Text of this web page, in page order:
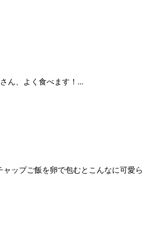
ん、よく食べます！...
ャップご飯を卵で包むとこんなに可